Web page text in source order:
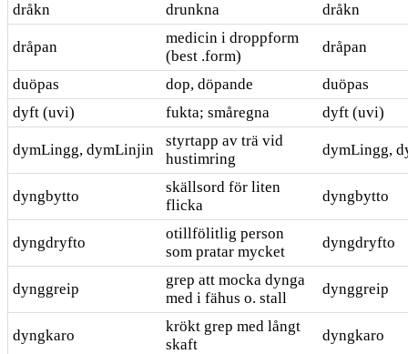
dråkn
drunkna dråkn
dråpan
medicin i droppform
(best .form)
dråpan
duöpas dop, döpande
duöpas
dyft (uvi)
fukta; småregna dyft (uvi)
dymLingg, dymLinjin
styrtapp av trä vid
hustimring
dymLingg,
dyngbytto
skällsord för liten
flicka
dyngbytto
dyngdryfto
otillfölitlig person
som pratar mycket
dyngdryfto
dynggreip
grep att mocka dynga
med i fähus o. stall
dynggreip
dyngkaro
krökt grep med långt
skaft
dyngkaro